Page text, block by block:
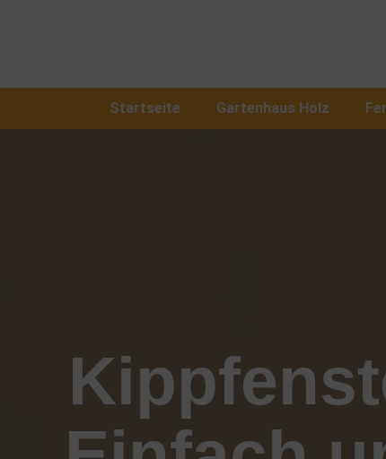
Startseite Gartenhaus Holz